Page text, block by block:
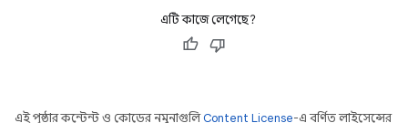
এটি কাজে লেগেছে?
এই পৃষ্ঠার কন্টেন্ট ও কোডের নমুনাগুলিContent License-এ বর্ণিত লাইসেন্সের